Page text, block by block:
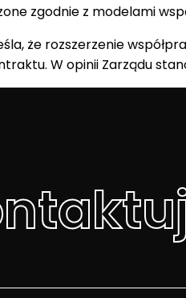
zgodnie z modelami
że rozszerzenie
W opinii Zarządu